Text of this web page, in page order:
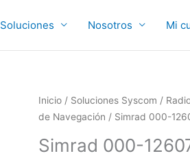
Soluciones Nosotros Mi
Inicio / Soluciones Syscom /
de Navegación / Simrad 000-
Simrad 000-
Simrad
000-
001